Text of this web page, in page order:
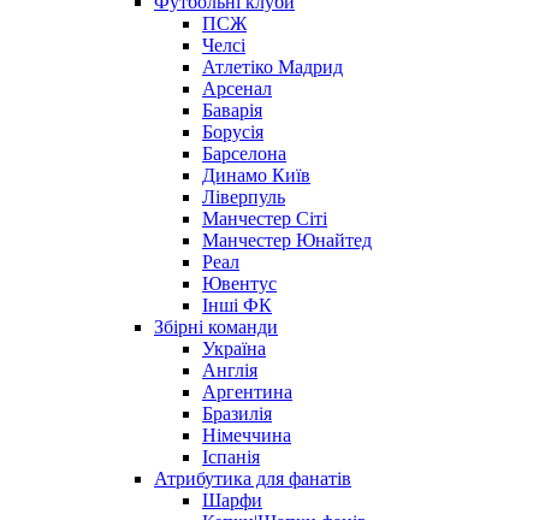
ПСЖ
Челсі
Атлетіко Мадрид
Арсенал
Баварія
Борусія
Барселона
Динамо Київ
Ліверпуль
Манчестер Сіті
Манчестер Юнайтед
Реал
Ювентус
Інші ФК
Збірні команди
Україна
Англія
Аргентина
Бразилія
Німеччина
Іспанія
Атрибутика для фанатів
Шарфи